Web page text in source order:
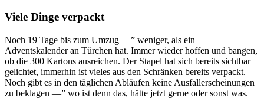
Viele Dinge verpackt
Noch 19 Tage bis zum Umzug —” weniger, als ein
Adventskalender an Türchen hat. Immer wieder hoffen und bangen,
ob die 300 Kartons ausreichen. Der Stapel hat sich bereits sichtbar
gelichtet, immerhin ist vieles aus den Schränken bereits verpackt.
Noch gibt es in den täglichen Abläufen keine Ausfallerscheinungen
zu beklagen —” wo ist denn das, hätte jetzt gerne oder sonst was.